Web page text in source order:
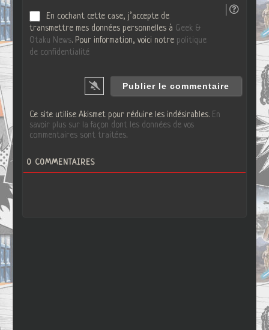
En cochant cette case, j’accepte de
transmettre mes données personnelles à Geek &
Otaku News. Pour information, voici notre politique
de confidentialité
Ce site utilise Akismet pour réduire les indésirables. En
savoir plus sur la façon dont les données de vos
commentaires sont traitées.
0 COMMENTAIRES